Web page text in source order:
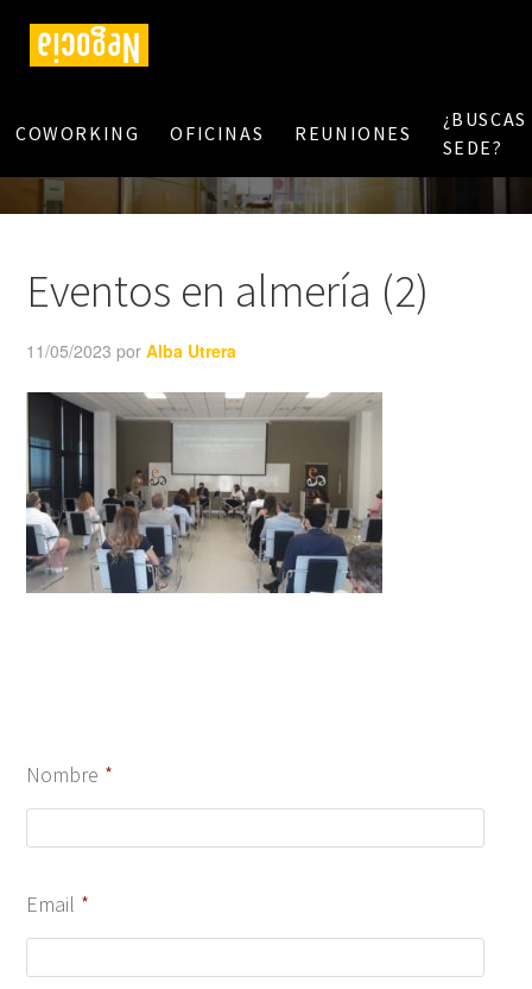
COWORKING OFICINAS REUNIONES
¿BUSCAS
SEDE?
Eventos en almería (2)
11/05/2023 porAlba Utrera
Nombre *
Email *